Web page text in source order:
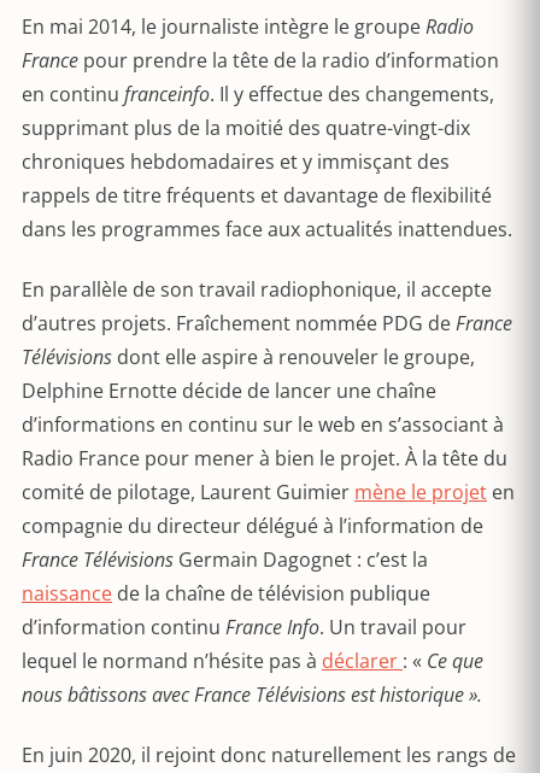
En mai 2014, le journaliste intègre le groupeRadio
France pour prendre la tête de la radio d’information
en continu franceinfo. Il y effectue des changements,
supprimant plus de la moitié des quatre-vingt-dix
chroniques hebdomadaires et y immisçant des
rappels de titre fréquents et davantage de flexibilité
dans les programmes face aux actualités inattendues.
En parallèle de son travail radiophonique, il accepte
d’autres projets. Fraîchement nommée PDG deFrance
Télévisions dont elle aspire à renouveler le groupe,
Delphine Ernotte décide de lancer une chaîne
d’informations en continu sur le web en s’associant à
Radio France pour mener à bien le projet. À la tête du
comité de pilotage, Laurent Guimier mène le projet en
compagnie du directeur délégué à l’information de
France Télévisions Germain Dagognet : c’est la
naissance de la chaîne de télévision publique
d’information continu France Info. Un travail pour
lequel le normand n’hésite pas à déclarer : « Ce que
nous bâtissons avec France Télévisions est historique ».
En juin 2020, il rejoint donc naturellement les rangs de